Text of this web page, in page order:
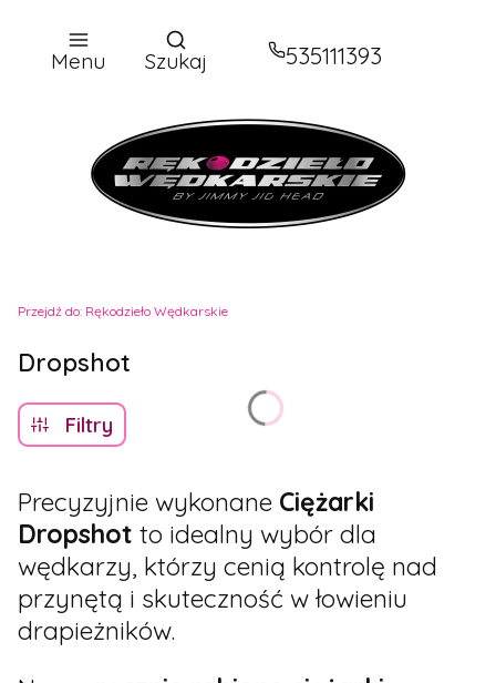
Menu
Otwórz wyszukiwarkę
Szukaj 535111393
Przejdź do: Rękodzieło Wędkarskie
Dropshot
Filtry
Precyzyjnie wykonane Ciężarki
Dropshot to idealny wybór dla
wędkarzy, którzy cenią kontrolę nad
przynętą i skuteczność w łowieniu
drapieżników.